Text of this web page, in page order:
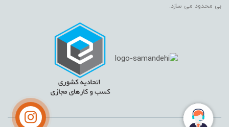
بی محدود می سازد.